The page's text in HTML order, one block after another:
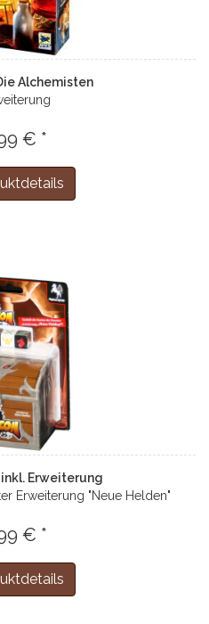
Alchemisten
€ *
Erweiterung
Erweiterung "Neue Helden"
€ *